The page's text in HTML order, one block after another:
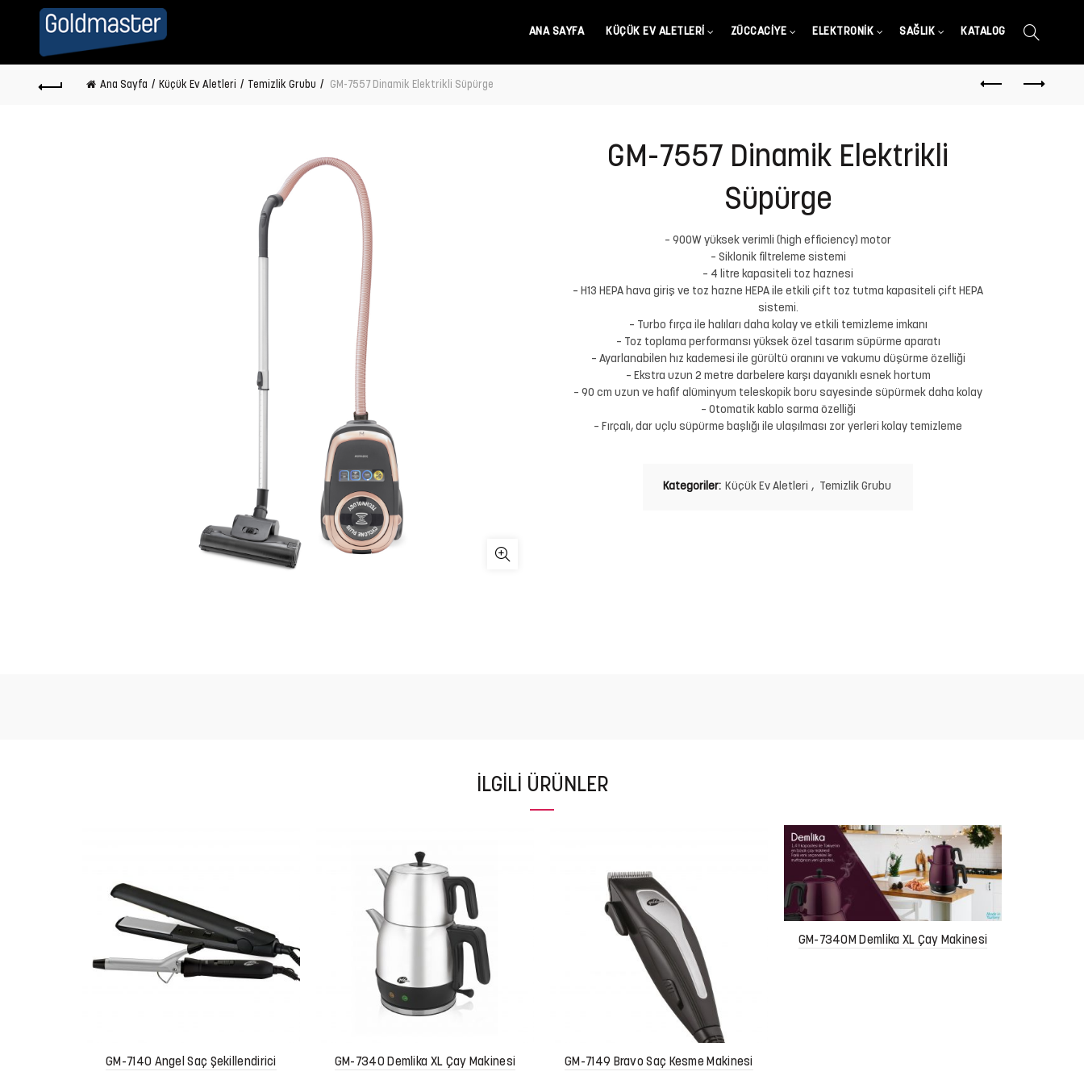
ANA SAYFA KÜÇÜK EV ALETLERI ZÜCCACIYE ELEKTRONIK SAĞLIK KATALOG
Ana Sayfa Küçük Ev Aletleri Temizlik Grubu GM-7557 Dinamik Elektrikli Süpürge
GM-7557 Dinamik Elektrikli
Süpürge
– 900W yüksek verimli (high efficiency) motor
– Siklonik filtreleme sistemi
– 4 litre kapasiteli toz haznesi
– H13 HEPA hava giriş ve toz hazne HEPA ile etkili çift toz tutma kapasiteli çift HEPA
sistemi.
– Turbo fırça ile halıları daha kolay ve etkili temizleme imkanı
– Toz toplama performansı yüksek özel tasarım süpürme aparatı
– Ayarlanabilen hız kademesi ile gürültü oranını ve vakumu düşürme özelliği
– Ekstra uzun 2 metre darbelere karşı dayanıklı esnek hortum
– 90 cm uzun ve hafif alüminyum teleskopik boru sayesinde süpürmek daha kolay
– Otomatik kablo sarma özelliği
– Fırçalı, dar uçlu süpürme başlığı ile ulaşılması zor yerleri kolay temizleme
Kategoriler: Küçük Ev Aletleri , Temizlik Grubu
İLGILI ÜRÜNLER
GM-7140 Angel Saç Şekillendirici GM-7340 Demlika XL Çay Makinesi GM-7149 Bravo Saç Kesme Makinesi
GM-7340M Demlika XL Çay Makinesi